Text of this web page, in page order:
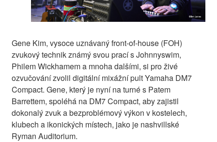
Gene Kim, vysoce uznávaný front-of-house (FOH)
zvukový technik známý svou prací s Johnnyswim,
Philem Wickhamem a mnoha dalšími, si pro živé
ozvučování zvolil digitální mixážní pult Yamaha DM7
Compact. Gene, který je nyní na turné s Patem
Barrettem, spoléhá na DM7 Compact, aby zajistil
dokonalý zvuk a bezproblémový výkon v kostelech,
klubech a ikonických místech, jako je nashvillské
Ryman Auditorium.